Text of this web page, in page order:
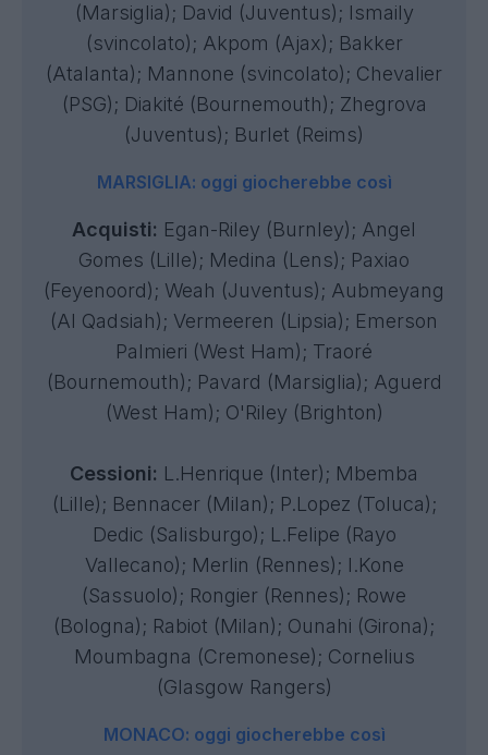
(Marsiglia); David (Juventus); Ismaily
(svincolato); Akpom (Ajax); Bakker
(Atalanta); Mannone (svincolato); Chevalier
(PSG); Diakité (Bournemouth); Zhegrova
(Juventus); Burlet (Reims)
MARSIGLIA: oggi giocherebbe così
Acquisti: Egan-Riley (Burnley); Angel
Gomes (Lille); Medina (Lens); Paxiao
(Feyenoord); Weah (Juventus); Aubmeyang
(Al Qadsiah); Vermeeren (Lipsia); Emerson
Palmieri (West Ham); Traoré
(Bournemouth); Pavard (Marsiglia); Aguerd
(West Ham); O'Riley (Brighton)
Cessioni: L.Henrique (Inter); Mbemba
(Lille); Bennacer (Milan); P.Lopez (Toluca);
Dedic (Salisburgo); L.Felipe (Rayo
Vallecano); Merlin (Rennes); I.Kone
(Sassuolo); Rongier (Rennes); Rowe
(Bologna); Rabiot (Milan); Ounahi (Girona);
Moumbagna (Cremonese); Cornelius
(Glasgow Rangers)
MONACO: oggi giocherebbe così